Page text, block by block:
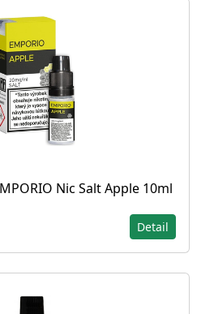
Nic Salt Apple 10ml
Detail